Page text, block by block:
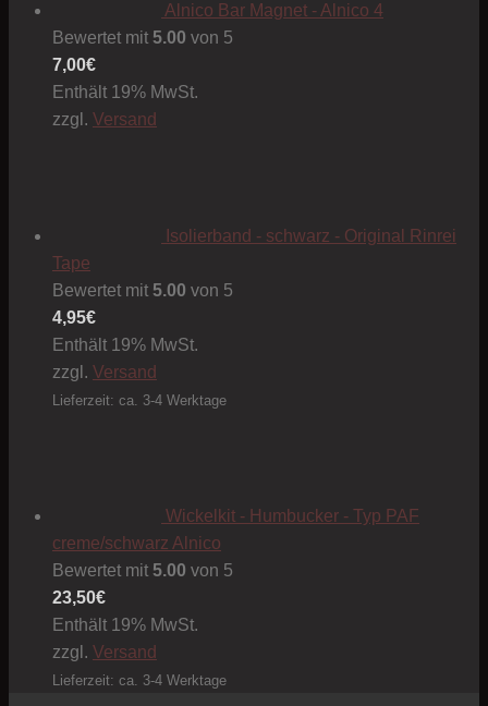
Alnico Bar Magnet - Alnico 4
Bewertet mit 5.00 von 5
7,00€
Enthält 19% MwSt.
zzgl. Versand
Isolierband - schwarz - Original Rinrei
Tape
Bewertet mit 5.00 von 5
4,95€
Enthält 19% MwSt.
zzgl. Versand
Lieferzeit: ca. 3-4 Werktage
Wickelkit - Humbucker - Typ PAF
creme/schwarz Alnico
Bewertet mit 5.00 von 5
23,50€
Enthält 19% MwSt.
zzgl. Versand
Lieferzeit: ca. 3-4 Werktage